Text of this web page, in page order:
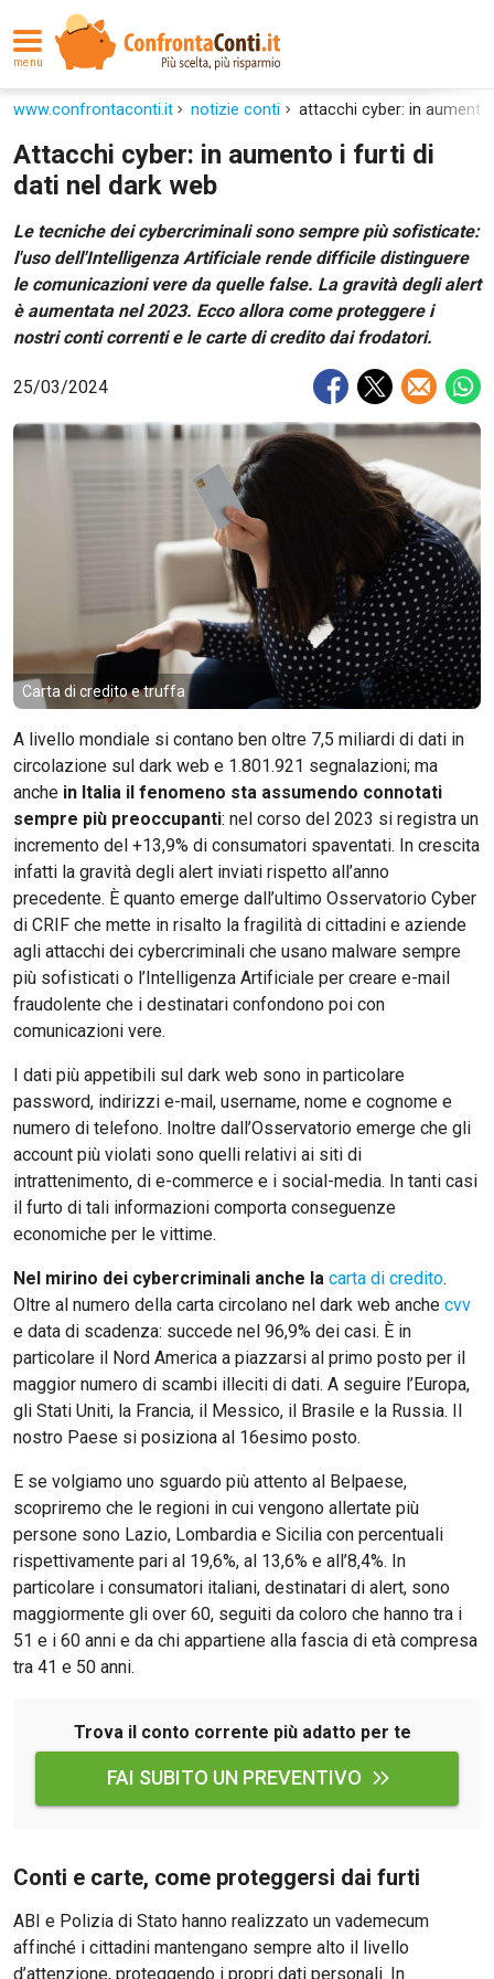
menu
www.confrontaconti.it notizie conti attacchi cyber: in
Attacchi cyber: in aumento i furti di
dati nel dark web
Le tecniche dei cybercriminali sono sempre più sofisticate:
l'uso dell'Intelligenza Artificiale rende difficile distinguere
le comunicazioni vere da quelle false. La gravità degli alert
è aumentata nel 2023. Ecco allora come proteggere i
nostri conti correnti e le carte di credito dai frodatori.
25/03/2024
Carta di credito e truffa
A livello mondiale si contano ben oltre 7,5 miliardi di dati in
circolazione sul dark web e 1.801.921 segnalazioni; ma
anche in Italia il fenomeno sta assumendo connotati
sempre più preoccupanti: nel corso del 2023 si registra un
incremento del +13,9% di consumatori spaventati. In crescita
infatti la gravità degli alert inviati rispetto all’anno
precedente. È quanto emerge dall’ultimo Osservatorio Cyber
di CRIF che mette in risalto la fragilità di cittadini e aziende
agli attacchi dei cybercriminali che usano malware sempre
più sofisticati o l’Intelligenza Artificiale per creare e-mail
fraudolente che i destinatari confondono poi con
comunicazioni vere.
I dati più appetibili sul dark web sono in particolare
password, indirizzi e-mail, username, nome e cognome e
numero di telefono. Inoltre dall’Osservatorio emerge che gli
account più violati sono quelli relativi ai siti di
intrattenimento, di e-commerce e i social-media. In tanti casi
il furto di tali informazioni comporta conseguenze
economiche per le vittime.
Nel mirino dei cybercriminali anche la carta di credito.
Oltre al numero della carta circolano nel dark web anche cvv
e data di scadenza: succede nel 96,9% dei casi. È in
particolare il Nord America a piazzarsi al primo posto per il
maggior numero di scambi illeciti di dati. A seguire l’Europa,
gli Stati Uniti, la Francia, il Messico, il Brasile e la Russia. Il
nostro Paese si posiziona al 16esimo posto.
E se volgiamo uno sguardo più attento al Belpaese,
scopriremo che le regioni in cui vengono allertate più
persone sono Lazio, Lombardia e Sicilia con percentuali
rispettivamente pari al 19,6%, al 13,6% e all’8,4%. In
particolare i consumatori italiani, destinatari di alert, sono
maggiormente gli over 60, seguiti da coloro che hanno tra i
51 e i 60 anni e da chi appartiene alla fascia di età compresa
tra 41 e 50 anni.
Trova il conto corrente più adatto per te
FAI SUBITO UN PREVENTIVO
Conti e carte, come proteggersi dai furti
ABI e Polizia di Stato hanno realizzato un vademecum
affinché i cittadini mantengano sempre alto il livello
d’attenzione, proteggendo i propri dati personali. In